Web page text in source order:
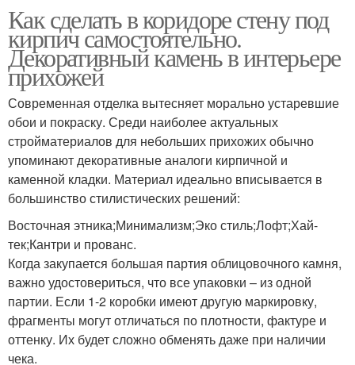
Как сделать в коридоре стену под
кирпич самостоятельно.
Декоративный камень в интерьере
прихожей
Современная отделка вытесняет морально устаревшие
обои и покраску. Среди наиболее актуальных
стройматериалов для небольших прихожих обычно
упоминают декоративные аналоги кирпичной и
каменной кладки. Материал идеально вписывается в
большинство стилистических решений:
Восточная этника;Минимализм;Эко стиль;Лофт;Хай-
тек;Кантри и прованс.
Когда закупается большая партия облицовочного камня,
важно удостовериться, что все упаковки – из одной
партии. Если 1-2 коробки имеют другую маркировку,
фрагменты могут отличаться по плотности, фактуре и
оттенку. Их будет сложно обменять даже при наличии
чека.